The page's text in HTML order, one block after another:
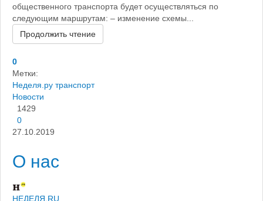
общественного транспорта будет осуществляться по
следующим маршрутам: – изменение схемы...
Продолжить чтение
0
Метки:
Неделя.ру транспорт
Новости
1429
0
27.10.2019
О нас
НЕДЕЛЯ.RU